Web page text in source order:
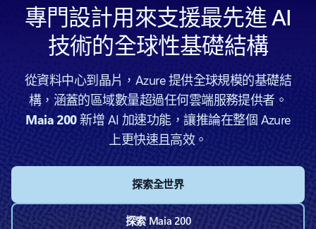
專門設計用來支援最先進 AI
技術的全球性基礎結構
從資料中心到晶片，Azure 提供全球規模的基礎結
構，涵蓋的區域數量超過任何雲端服務提供者。
Maia 200新增 AI 加速功能，讓推論在整個 Azure
上更快速且高效。
探索全世界
探索 Maia 200